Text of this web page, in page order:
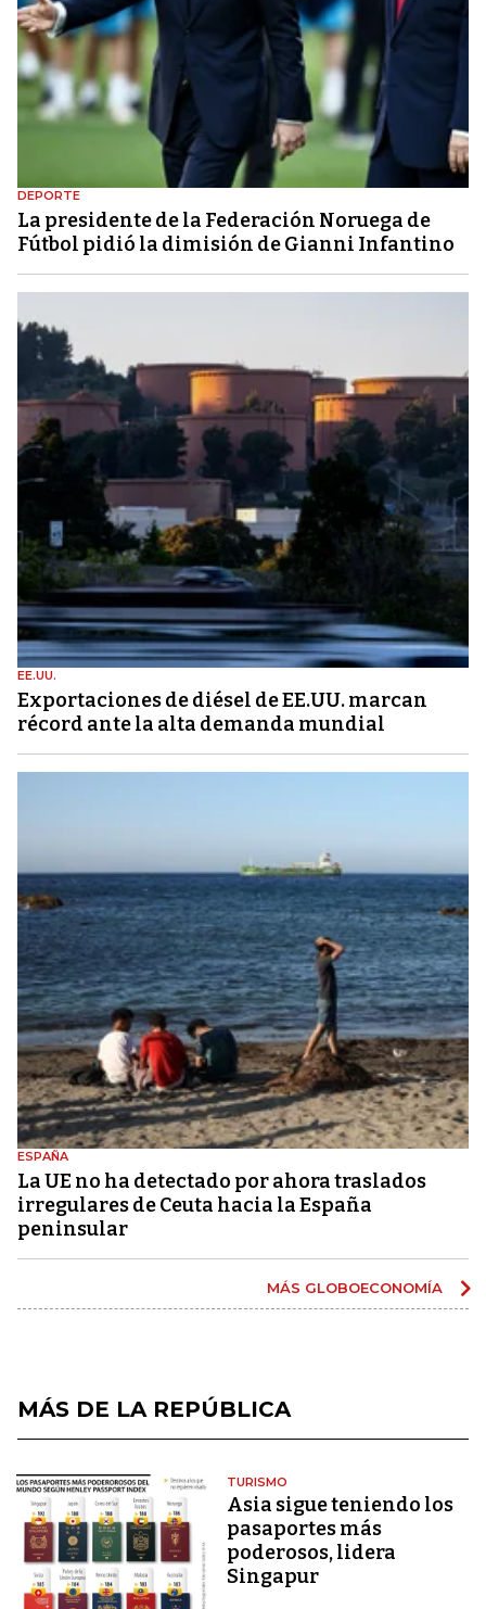
DEPORTE
La presidente de la Federación Noruega de
Fútbol pidió la dimisión de Gianni Infantino
EE.UU.
Exportaciones de diésel de EE.UU. marcan
récord ante la alta demanda mundial
ESPAÑA
La UE no ha detectado por ahora traslados
irregulares de Ceuta hacia la España
peninsular
MÁS GLOBOECONOMÍA
MÁS DE LA REPÚBLICA
TURISMO
Asia sigue teniendo los
pasaportes más
poderosos, lidera
Singapur